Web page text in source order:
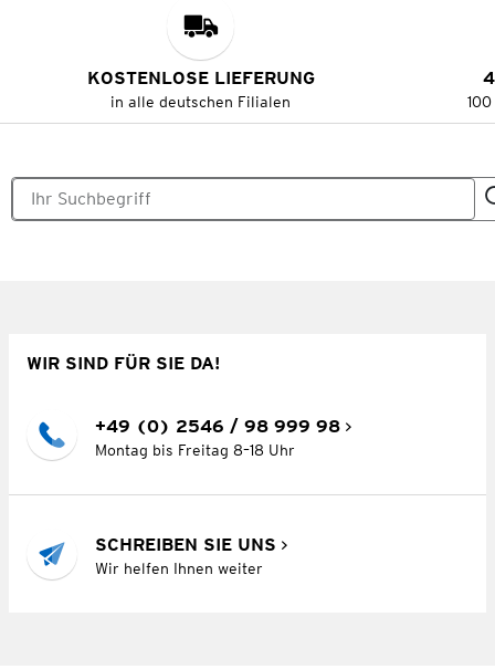
KOSTENLOSE LIEFERUNG
in alle deutschen Filialen
WIR SIND FÜR SIE DA!
+49 (0) 2546 / 98 999 98
Montag bis Freitag 8–18 Uhr
SCHREIBEN SIE UNS
Wir helfen Ihnen weiter